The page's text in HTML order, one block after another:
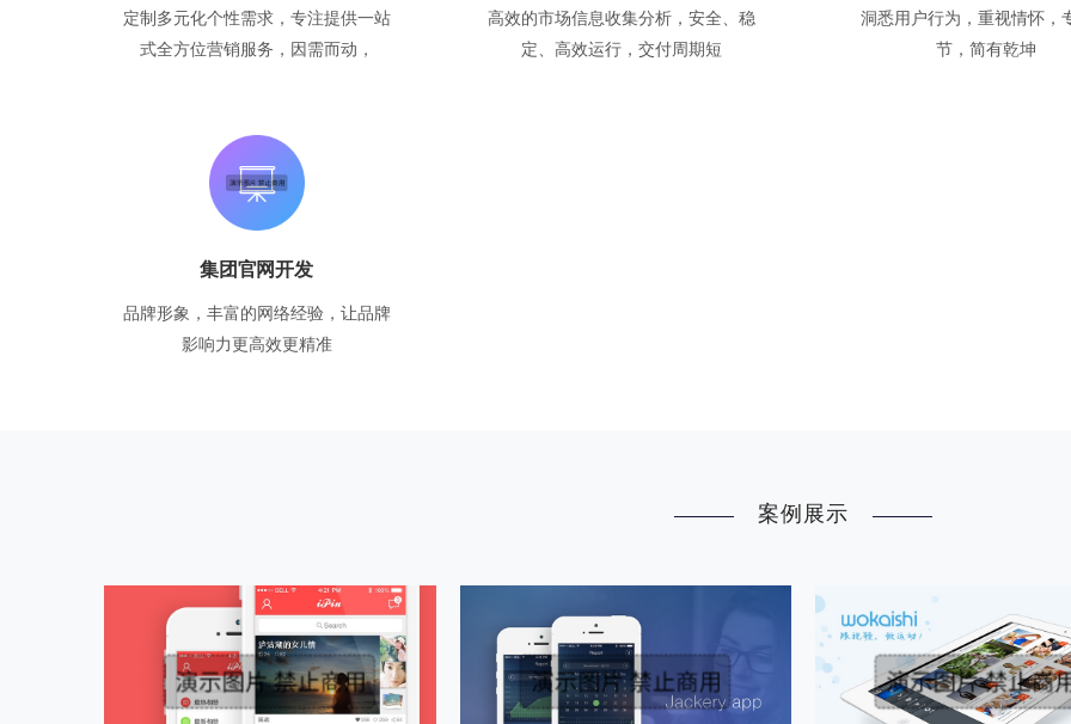
定制多元化个性需求，专注提供一站
式全方位营销服务，因需而动，
高效的市场信息收集分析，安全、稳
定、高效运行，交付周期短
洞悉用户行为，重视情怀，
节，简有乾坤
集团官网开发
品牌形象，丰富的网络经验，让品牌
影响力更高效更精准
案例展示